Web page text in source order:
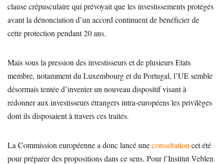
clause crépusculaire qui prévoyait que les investissements protégés
avant la dénonciation d’un accord continuent de bénéficier de
cette protection pendant 20 ans.
Mais sous la pression des investisseurs et de plusieurs Etats
membre, notamment du Luxembourg et du Portugal, l’UE semble
désormais tentée d’inventer un nouveau dispositif visant à
redonner aux investisseurs étrangers intra-européens les privilèges
dont ils disposaient à travers ces traités.
La Commission européenne a donc lancé uneconsultation cet été
pour préparer des propositions dans ce sens. Pour l’Institut Veblen